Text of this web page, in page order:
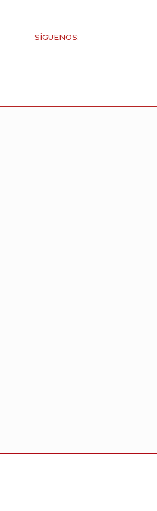
SÍGUENOS: